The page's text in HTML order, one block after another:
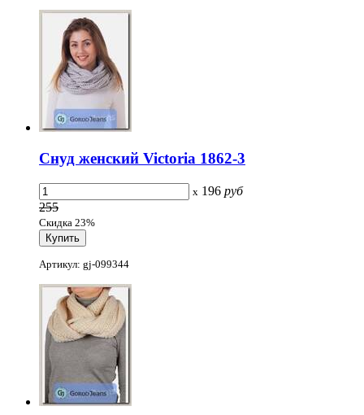
Снуд женский Victoria 1862-3
x 196 руб
255
Скидка 23%
Артикул: gj-099344